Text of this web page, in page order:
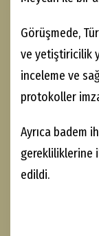
Görüşmede,
ve yetiştiricilik
inceleme ve
protokoller
Ayrıca badem
gerekliliklerine
edildi.